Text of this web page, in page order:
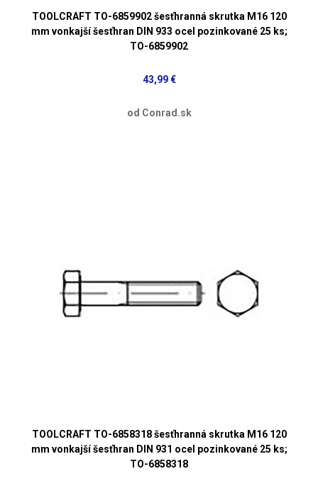
TOOLCRAFT TO-6859902 šesťhranná skrutka M16 120
mm vonkajší šesťhran DIN 933 ocel pozinkované 25 ks;
TO-6859902
43,99 €
od Conrad.sk
TOOLCRAFT TO-6858318 šesťhranná skrutka M16 120
mm vonkajší šesťhran DIN 931 ocel pozinkované 25 ks;
TO-6858318